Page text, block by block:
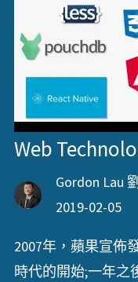
Web
Gordon Lau
2019-02-05
2007年，蘋果宣佈
時代的開始;一年之